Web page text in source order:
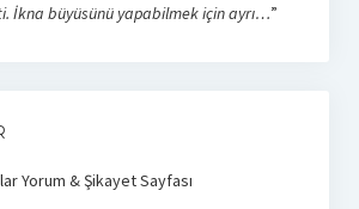
İkna büyüsünü yapabilmek için ayrı…”
Yorum & Şikayet Sayfası